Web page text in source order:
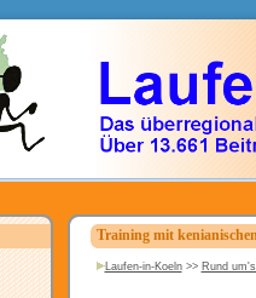
Training mit
Laufen-in-Koeln>> Rund